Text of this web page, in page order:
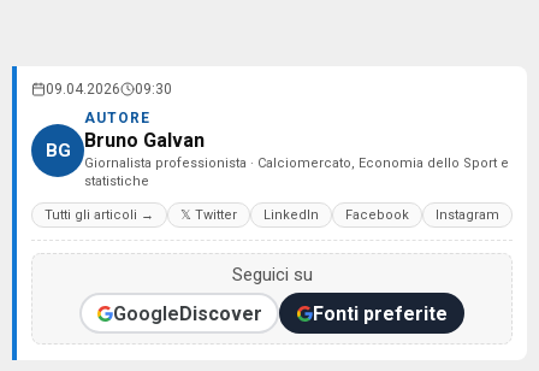
09.04.2026 09:30
BG
AUTORE
Bruno Galvan
Giornalista professionista · Calciomercato, Economia dello Sport e
statistiche
Tutti gli articoli → 𝕏 Twitter LinkedIn Facebook Instagram
Seguici su
GoogleDiscover Fonti preferite